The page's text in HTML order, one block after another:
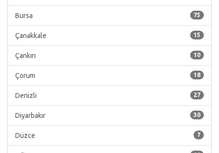
75
Bursa
15
Çanakkale
10
Çankırı
18
Çorum
27
Denizli
30
Diyarbakır
7
Düzce